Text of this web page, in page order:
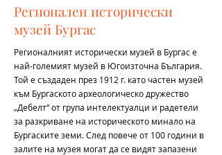
Регионален исторически
музей Бургас
Регионалният исторически музей в Бургасе
най-големият музей в Югоизточна България.
Той е създаден през 1912 г. като частен музей
към Бургаското археологическо дружество
„Дебелт“ от група интелектуалци и радетели
за разкриване на историческото минало на
Бургаските земи. След повече от 100 години в
залите на музея могат да се видят запазени